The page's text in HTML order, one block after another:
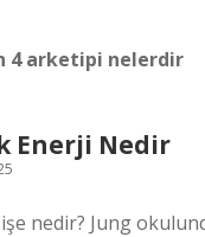
4 arketipi nelerdir
Enerji Nedir
nedir? Jung